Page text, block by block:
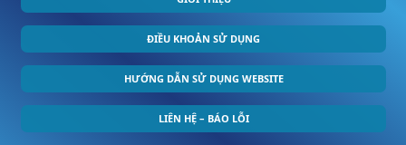
ĐIỀU KHOẢN SỬ DỤNG
HƯỚNG DẪN SỬ DỤNG WEBSITE
LIÊN HỆ – BÁO LỖI